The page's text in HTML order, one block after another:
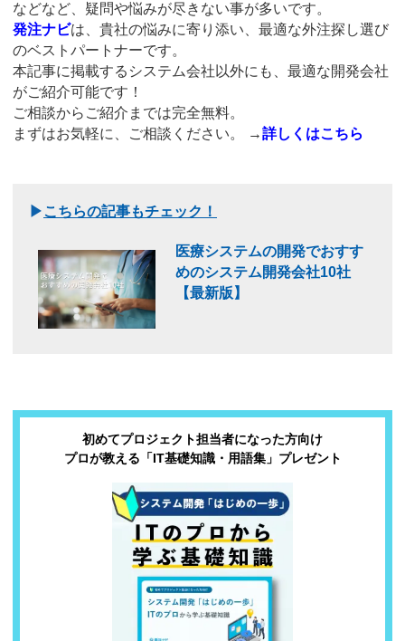
などなど、疑問や悩みが尽きない事が多いです。
発注ナビは、貴社の悩みに寄り添い、最適な外注探し選び
のベストパートナーです。
本記事に掲載するシステム会社以外にも、最適な開発会社
がご紹介可能です！
ご相談からご紹介までは完全無料。
まずはお気軽に、ご相談ください。
→詳しくはこちら
▶ こちらの記事もチェック！
医療システムの開発でおすす
めのシステム開発会社10社
【最新版】
初めてプロジェクト担当者になった方向け
プロが教える「IT基礎知識・用語集」プレゼント